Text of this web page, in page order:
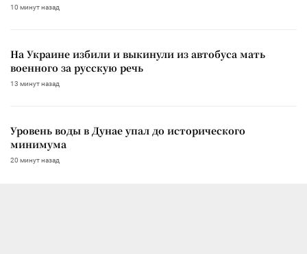
10 минут назад
На Украине избили и выкинули из автобуса мать
военного за русскую речь
13 минут назад
Уровень воды в Дунае упал до исторического
минимума
20 минут назад